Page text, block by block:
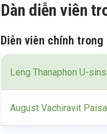
Dàn diễn viên
Diễn viên chính trong
Leng Thanaphon U-
August Vachiravit